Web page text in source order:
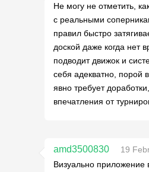
Не могу не отметить,
с реальными
правил быстро
доской даже когда нет
подводит движок и
себя адекватно, порой
явно требует
впечатления от
amd3500830
19
Визуально приложение